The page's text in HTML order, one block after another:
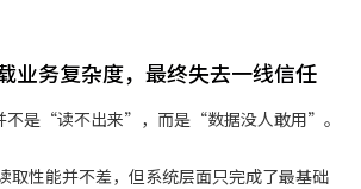
业务复杂度，最终失去一线信任
不是“读不出来”，而是“数据没人敢用”。
取性能并不差，但系统层面只完成了最基础